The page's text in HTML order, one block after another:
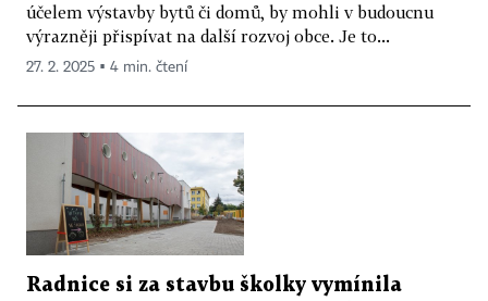
účelem výstavby bytů či domů, by mohli v budoucnu
výrazněji přispívat na další rozvoj obce. Je to...
27. 2. 2025 ▪ 4 min. čtení
Radnice si za stavbu školky vymínila